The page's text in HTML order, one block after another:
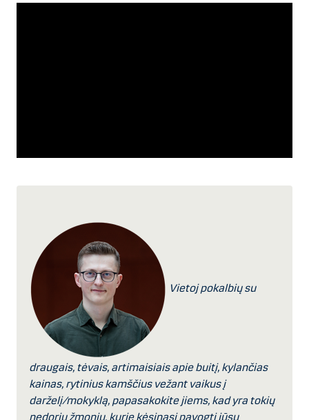
Vietoj pokalbių su
draugais, tėvais, artimaisiais apie buitį, kylančias
kainas, rytinius kamščius vežant vaikus į
darželį/mokyklą, papasakokite jiems, kad yra tokių
nedorių žmonių, kurie kėsinasi pavogti jūsų